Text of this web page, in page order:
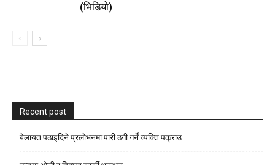
(भिडियाे)
Recent post
बेलायत पठाइदिने प्रलाेभनमा पारी ठगी गर्ने व्यक्ति पक्राउ